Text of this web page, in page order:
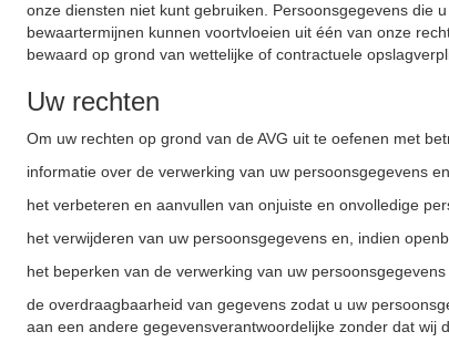
onze diensten niet kunt gebruiken. Persoonsgegevens die
bewaartermijnen kunnen voortvloeien uit één van onze
bewaard op grond van wettelijke of contractuele
Uw rechten
Om uw rechten op grond van de AVG uit te oefenen met
informatie over de verwerking van uw persoonsgegevens
het verbeteren en aanvullen van onjuiste en onvolledige
het verwijderen van uw persoonsgegevens en, indien
het beperken van de verwerking van uw persoonsgegevens
de overdraagbaarheid van gegevens zodat u uw
aan een andere gegevensverantwoordelijke zonder dat wij